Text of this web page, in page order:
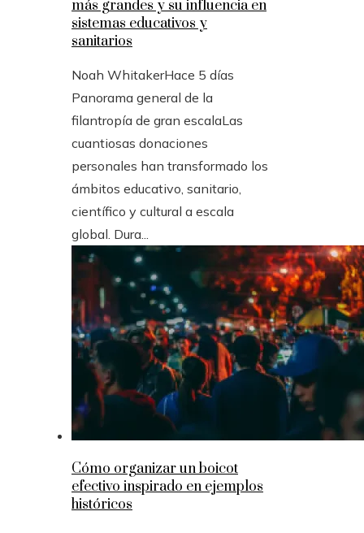
más grandes y su influencia en
sistemas educativos y
sanitarios
Noah WhitakerHace 5 días
Panorama general de la
filantropía de gran escalaLas
cuantiosas donaciones
personales han transformado los
ámbitos educativo, sanitario,
científico y cultural a escala
global. Dura...
Cómo organizar un boicot
efectivo inspirado en ejemplos
históricos